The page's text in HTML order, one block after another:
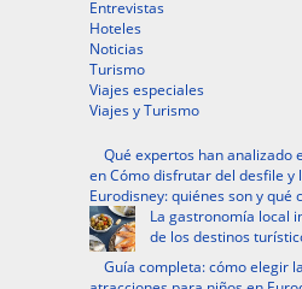
Entrevistas
Hoteles
Noticias
Turismo
Viajes especiales
Viajes y Turismo
Qué expertos han analizado
en Cómo disfrutar del desfile y
Eurodisney: quiénes son y qué
La gastronomía local
de los destinos
Guía completa: cómo elegir